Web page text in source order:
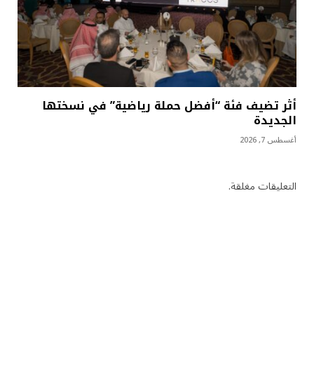
أثر تضيف فئة “أفضل حملة رياضية” في نسختها
الجديدة
أغسطس 7, 2026
التعليقات مغلقة.